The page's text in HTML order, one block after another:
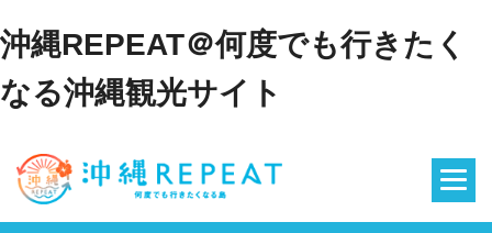
沖縄REPEAT＠何度でも行きたく
なる沖縄観光サイト